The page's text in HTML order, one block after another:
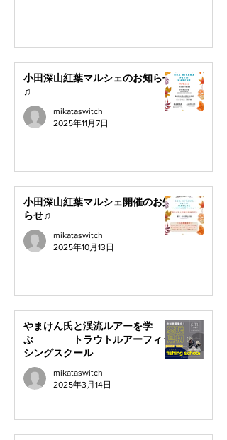
小田深山紅葉マルシェのお知らせ
♫
mikataswitch
2025年11月7日
小田深山紅葉マルシェ開催のお知
らせ♫
mikataswitch
2025年10月13日
やまけん氏と渓流ルアーを学
ぶ トラウトルアーフィッ
シングスクール
mikataswitch
2025年3月14日